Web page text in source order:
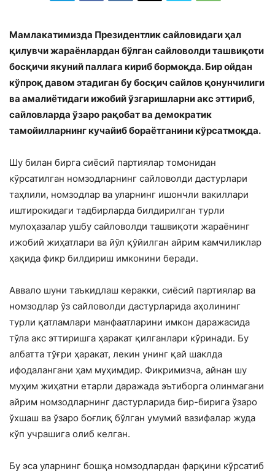
Мамлакатимизда Президентлик сайловидаги ҳал
қилувчи жараёнлардан бўлган сайловолди ташвиқоти
босқичи якуний паллага кириб бормоқда. Бир ойдан
кўпроқ давом этадиган бу босқич сайлов қонунчилиги
ва амалиётидаги ижобий ўзгаришларни акс эттириб,
сайловларда ўзаро рақобат ва демократик
тамойилларнинг кучайиб бораётганини кўрсатмоқда.
Шу билан бирга сиёсий партиялар томонидан
кўрсатилган номзодларнинг сайловолди дастурлари
таҳлили, номзодлар ва уларнинг ишончли вакиллари
иштирокидаги тадбирларда билдирилган турли
мулоҳазалар ушбу сайловолди ташвиқоти жараёнинг
ижобий жиҳатлари ва йўл қўйилган айрим камчиликлар
ҳақида фикр билдириш имконини беради.
Аввало шуни таъкидлаш керакки, сиёсий партиялар ва
номзодлар ўз сайловолди дастурларида аҳолининг
турли қатламлари манфаатларини имкон даражасида
тўла акс эттиришга ҳаракат қилганлари кўринади. Бу
албатта тўғри ҳаракат, лекин унинг қай шаклда
ифодалангани ҳам муҳимдир. Фикримизча, айнан шу
муҳим жиҳатни етарли даражада эътиборга олинмагани
айрим номзодларнинг дастурларида бир-бирига ўзаро
ўхшаш ва ўзаро боғлиқ бўлган умумий вазифалар жуда
кўп учрашига олиб келган.
Бу эса уларнинг бошқа номзодлардан фарқини кўрсатиб